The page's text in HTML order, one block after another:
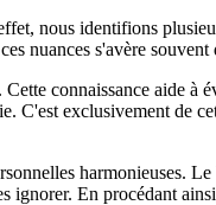
nous identifions
nuances s'avère
connaissance aide à
C'est exclusivement de
harmonieuses.
ignorer. En procédant